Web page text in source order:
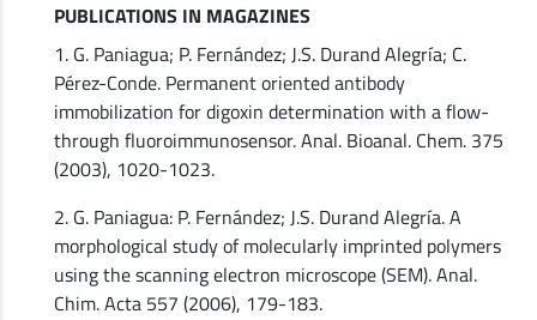
PUBLICATIONS IN MAGAZINES
1. G. Paniagua; P. Fernández; J.S. Durand Alegría; C.
Pérez-Conde. Permanent oriented antibody
immobilization for digoxin determination with a flow-
through fluoroimmunosensor. Anal. Bioanal. Chem. 375
(2003), 1020-1023.
2. G. Paniagua: P. Fernández; J.S. Durand Alegría. A
morphological study of molecularly imprinted polymers
using the scanning electron microscope (SEM). Anal.
Chim. Acta 557 (2006), 179-183.